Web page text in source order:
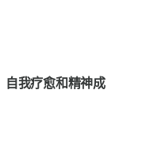
自我疗愈和精神成